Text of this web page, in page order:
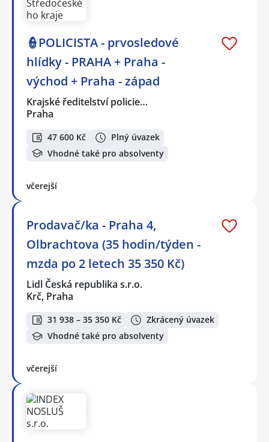
👮POLICISTA - prvosledové
hlídky - PRAHA + Praha -
východ + Praha - západ
Krajské ředitelství policie…
Praha
47 600 Kč
Plný úvazek
Vhodné také pro absolventy
včerejší
Prodavač/ka - Praha 4,
Olbrachtova (35 hodin/týden -
mzda po 2 letech 35 350 Kč)
Lidl Česká republika s.r.o.
Krč, Praha
31 938 – 35 350 Kč
Zkrácený úvazek
Vhodné také pro absolventy
včerejší